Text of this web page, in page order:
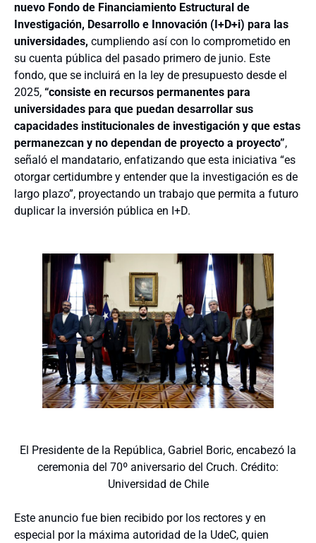
nuevo Fondo de Financiamiento Estructural de
Investigación, Desarrollo e Innovación (I+D+i) para las
universidades, cumpliendo así con lo comprometido en
su cuenta pública del pasado primero de junio. Este
fondo, que se incluirá en la ley de presupuesto desde el
2025, “consiste en recursos permanentes para
universidades para que puedan desarrollar sus
capacidades institucionales de investigación y que estas
permanezcan y no dependan de proyecto a proyecto”,
señaló el mandatario, enfatizando que esta iniciativa “es
otorgar certidumbre y entender que la investigación es de
largo plazo”, proyectando un trabajo que permita a futuro
duplicar la inversión pública en I+D.
El Presidente de la República, Gabriel Boric, encabezó la
ceremonia del 70º aniversario del Cruch. Crédito:
Universidad de Chile
Este anuncio fue bien recibido por los rectores y en
especial por la máxima autoridad de la UdeC, quien